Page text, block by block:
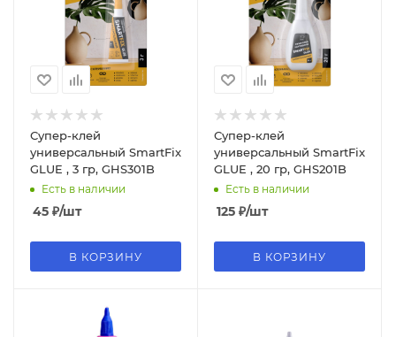
Супер-клей
универсальный SmartFix
GLUE , 3 гр, GHS301B
Есть в наличии
45 ₽/шт
В КОРЗИНУ
Супер-клей
универсальный SmartFix
GLUE , 20 гр, GHS201B
Есть в наличии
125 ₽/шт
В КОРЗИНУ